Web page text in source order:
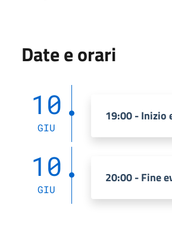
Date e orari
10
GIU
19:00 - Inizio
10
GIU
20:00 - Fine